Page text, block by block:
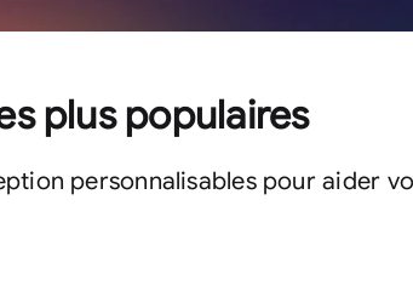
plus populaires
personnalisables pour aider